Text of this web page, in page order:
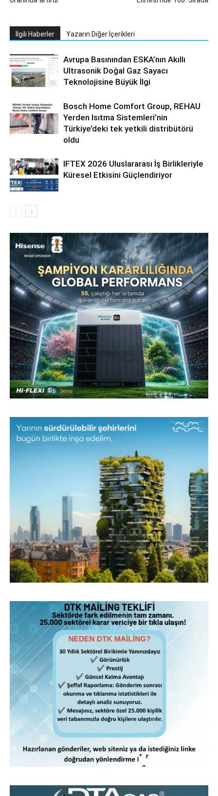
İlgili Haberler Yazarın Diğer İçerikleri
Avrupa Basınından ESKA’nın Akıllı
Ultrasonik Doğal Gaz Sayacı
Teknolojisine Büyük İlgi
Bosch Home Comfort Group, REHAU
Yerden Isıtma Sistemleri’nin
Türkiye’deki tek yetkili distribütörü
oldu
IFTEX 2026 Uluslararası İş Birlikleriyle
Küresel Etkisini Güçlendiriyor